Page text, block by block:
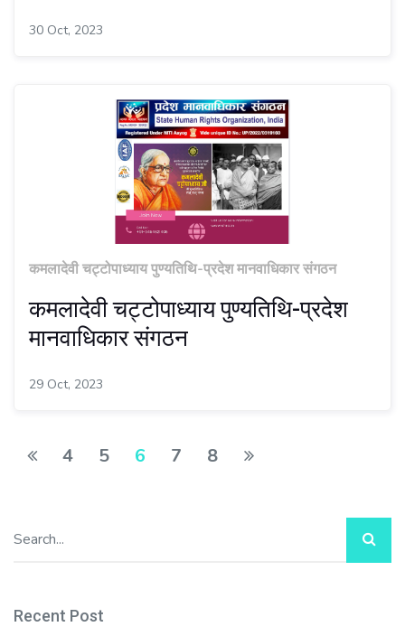
30 Oct, 2023
कमलादेवी चट्टोपाध्याय पुण्यतिथि-प्रदेश मानवाधिकार संगठन
कमलादेवी चट्टोपाध्याय पुण्यतिथि-प्रदेश
मानवाधिकार संगठन
29 Oct, 2023
4 5 6 7 8
Recent Post